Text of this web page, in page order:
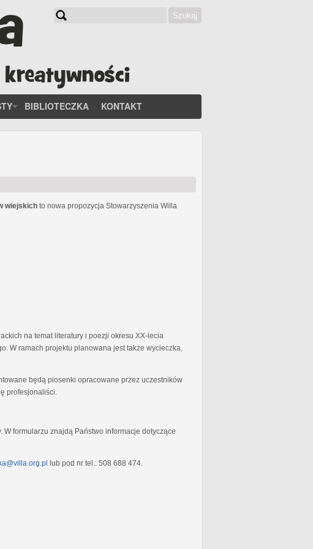
Szukaj
BIBLIOTECZKA KONTAKT
wiejskich to nowa propozycja Stowarzyszenia Willa
na temat literatury i poezji okresu XX-lecia
W ramach projektu planowana jest także wycieczka,
będą piosenki opracowane przez uczestników
profesjonaliści.
formularzu znajdą Państwo informacje dotyczące
lub pod nr tel.: 508 688 474.